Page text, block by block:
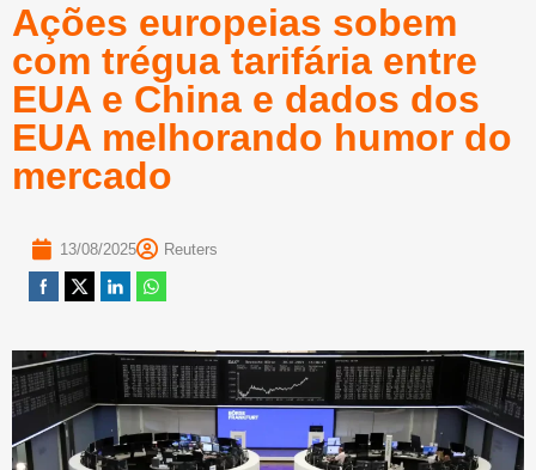
Ações europeias sobem
com trégua tarifária entre
EUA e China e dados dos
EUA melhorando humor do
mercado
13/08/2025 Reuters